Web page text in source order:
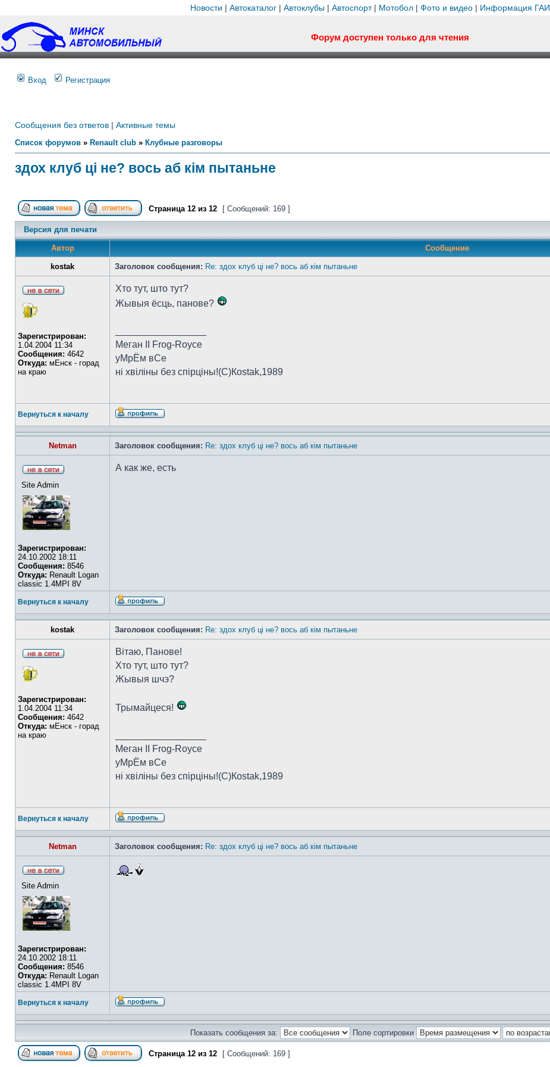
Новости | Автокаталог| Автоклубы| Автоспорт| Мотобол| Фото и видео| Информация ГАИ
Форум доступен только для чтения
Вход Регистрация
Сообщения без ответов | Активные темы
Список форумов » Renault club » Клубные разговоры
здох клуб ці не? вось аб кім пытаньне
Страница 12 из 12 [ Сообщений: 169 ]
Версия для печати
Автор Сообщение
kostak Заголовок сообщения: Re: здох клуб ці не? вось аб кім пытаньне
Зарегистрирован:
1.04.2004 11:34
Сообщения: 4642
Откуда: мЕнск - горад
на краю
Хто тут, што тут?
Жывыя ёсць, панове?
Меган II Frog-Royce
уМрЁм вСе
ні хвіліны без спірціны!(C)Коstak,1989
Вернуться к началу
Netman Заголовок сообщения: Re: здох клуб ці не? вось аб кім пытаньне
Site Admin
Зарегистрирован:
24.10.2002 18:11
Сообщения: 8546
Откуда: Renault Logan
classic 1.4MPI 8V
А как же, есть
Вернуться к началу
kostak Заголовок сообщения: Re: здох клуб ці не? вось аб кім пытаньне
Зарегистрирован:
1.04.2004 11:34
Сообщения: 4642
Откуда: мЕнск - горад
на краю
Вітаю, Панове!
Хто тут, што тут?
Жывыя шчэ?
Трымайцеся!
Меган II Frog-Royce
уМрЁм вСе
ні хвіліны без спірціны!(C)Коstak,1989
Вернуться к началу
Netman Заголовок сообщения: Re: здох клуб ці не? вось аб кім пытаньне
Site Admin
Зарегистрирован:
24.10.2002 18:11
Сообщения: 8546
Откуда: Renault Logan
classic 1.4MPI 8V
Вернуться к началу
Показать сообщения за: Поле сортировки
Страница 12 из 12 [ Сообщений: 169 ]